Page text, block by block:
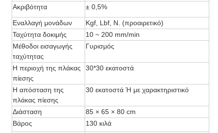
Ακριβότητα
± 0,5%
Εναλλαγή μονάδων
Kgf, Lbf, N. (προαιρετικό)
Ταχύτητα δοκιμής
10 ~ 200 mm/min
Μέθοδοι εισαγωγής
ταχύτητας
Γυρισμός
Η περιοχή της πλάκας
πίεσης
30*30 εκατοστά
Η απόσταση της
πλάκας πίεσης
30 εκατοστά Ή με χαρακτηριστικό
Διάσταση
85 × 65 × 80 cm
Βάρος
130 κιλά